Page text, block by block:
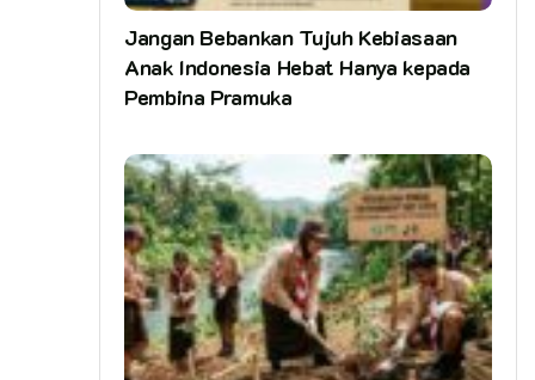
Jangan Bebankan Tujuh Kebiasaan
Anak Indonesia Hebat Hanya kepada
Pembina Pramuka